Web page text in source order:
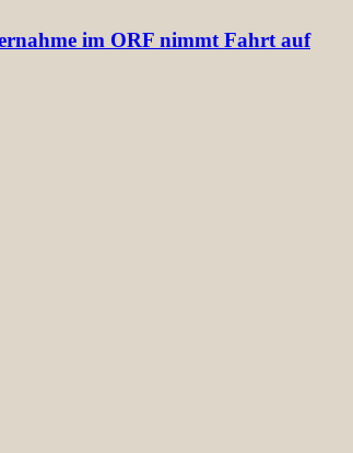
im ORF nimmt Fahrt auf